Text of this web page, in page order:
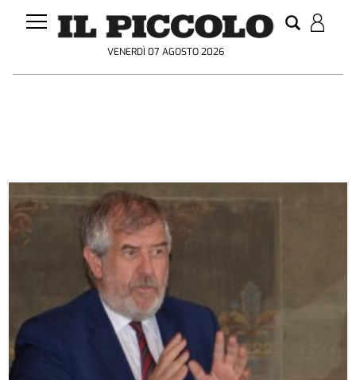
VENERDÌ 07 AGOSTO 2026